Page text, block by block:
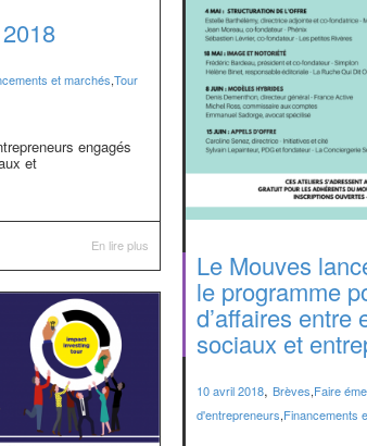
et marchés,Tour
engagés
et
En lire plus
Le Mouves
le programme
d’affaires entre
sociaux et
10 avril 2018, Brèves,Faire
d'entrepreneurs,Financements